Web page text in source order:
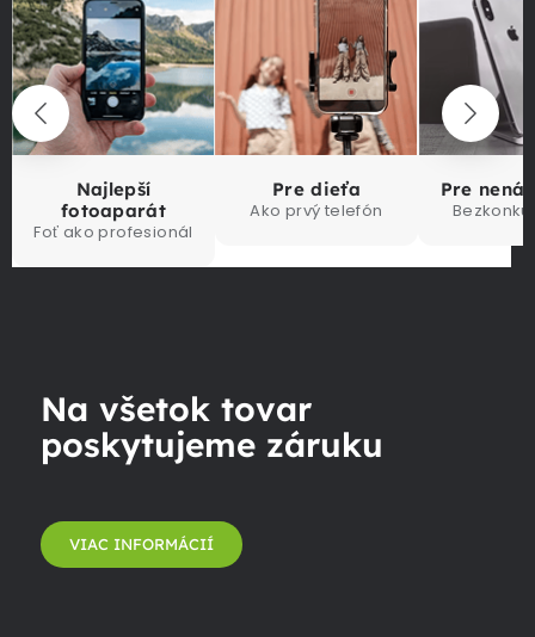
Najlepší
fotoaparát
Foť ako profesionál
Pre dieťa
Ako prvý telefón
Pre
Na všetok tovar
poskytujeme záruku
VIAC INFORMÁCIÍ